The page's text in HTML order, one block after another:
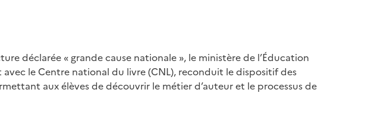
déclarée « grande cause nationale », le ministère de l’Éducation
le Centre national du livre (CNL), reconduit le dispositif des
aux élèves de découvrir le métier d’auteur et le processus de